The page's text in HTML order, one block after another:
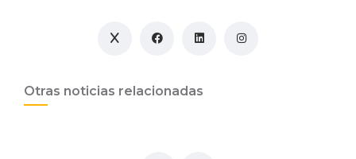
Otras noticias relacionadas